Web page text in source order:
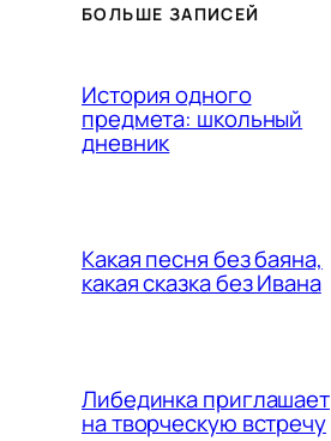
БОЛЬШЕ ЗАПИСЕЙ
История одного
предмета: школьный
дневник
Какая песня без баяна,
какая сказка без Ивана
Либединка приглашает
на творческую встречу